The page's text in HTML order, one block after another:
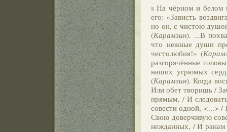
s На чёрном и белом
его: «Зависть
но он, с чистою
(Карамзин). ...В
что нежные души
честолюбия!» (
разгорячённые
наших угрюмых
(Карамзин). Когда
Или обет творишь /
прямым, / И
совести одной, <...> /
Свою доверчивую
нежданных, / И ранам